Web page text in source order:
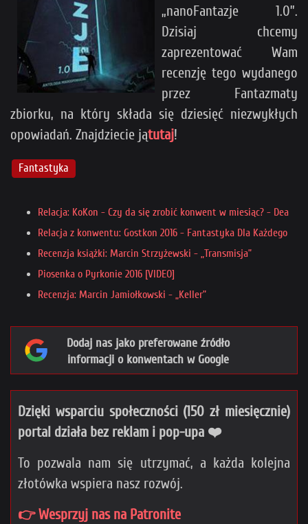
„nanoFantazje 1.0”.
Dzisiaj chcemy
zaprezentować Wam
recenzję tego wydanego
przez Fantazmaty
zbiorku, na który składa się dziesięć niezwykłych
opowiadań. Znajdziecie jątutaj!
Fantastyka
Relacja: KoKon - Czy da się zrobić konwent w miesiąc? - Dea
Relacja z konwentu: Gostkon 2016 - Fantastyka Dla Każdego
Recenzja książki: Marcin Strzyżewski - „Transmisja”
Piosenka o Pyrkonie 2016 [VIDEO]
Recenzja: Marcin Jamiołkowski - „Keller”
Dodaj nas jako preferowane źródło
informacji o konwentach w Google
Dzięki wsparciu społeczności (150 zł miesięcznie)
portal działa bez reklam i pop-upa ❤️
To pozwala nam się utrzymać, a każda kolejna
złotówka wspiera nasz rozwój.
👉 Wesprzyj nas na Patronite